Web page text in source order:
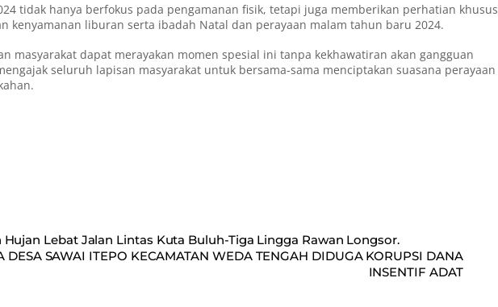
tidak hanya berfokus pada pengamanan fisik, tetapi juga memberikan perhatian khusus
kenyamanan liburan serta ibadah Natal dan perayaan malam tahun baru 2024.
masyarakat dapat merayakan momen spesial ini tanpa kekhawatiran akan gangguan
seluruh lapisan masyarakat untuk bersama-sama menciptakan suasana perayaan
Lebat Jalan Lintas Kuta Buluh-Tiga Lingga Rawan Longsor.
DESA SAWAI ITEPO KECAMATAN WEDA TENGAH DIDUGA KORUPSI DANA
INSENTIF ADAT